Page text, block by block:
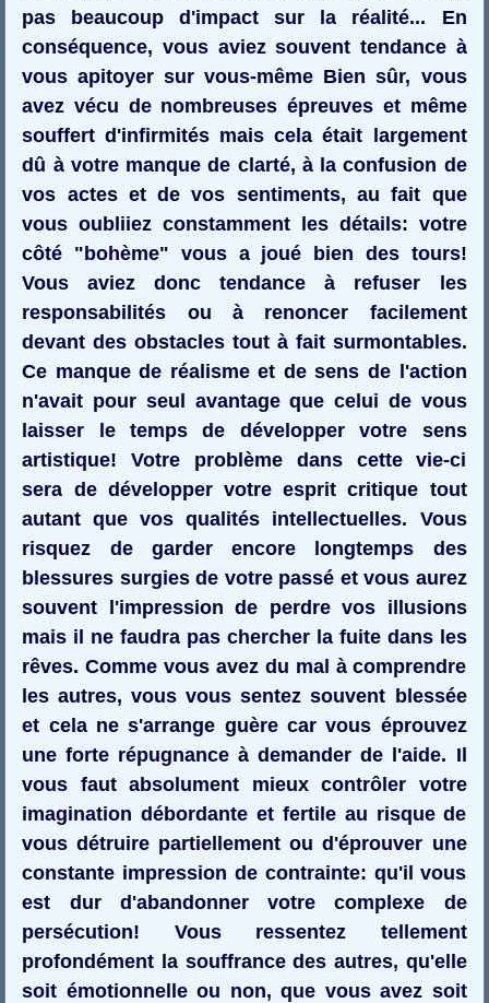
pas beaucoup d'impact sur la réalité... En
conséquence, vous aviez souvent tendance à
vous apitoyer sur vous-même Bien sûr, vous
avez vécu de nombreuses épreuves et même
souffert d'infirmités mais cela était largement
dû à votre manque de clarté, à la confusion de
vos actes et de vos sentiments, au fait que
vous oubliiez constamment les détails: votre
côté "bohème" vous a joué bien des tours!
Vous aviez donc tendance à refuser les
responsabilités ou à renoncer facilement
devant des obstacles tout à fait surmontables.
Ce manque de réalisme et de sens de l'action
n'avait pour seul avantage que celui de vous
laisser le temps de développer votre sens
artistique! Votre problème dans cette vie-ci
sera de développer votre esprit critique tout
autant que vos qualités intellectuelles. Vous
risquez de garder encore longtemps des
blessures surgies de votre passé et vous aurez
souvent l'impression de perdre vos illusions
mais il ne faudra pas chercher la fuite dans les
rêves. Comme vous avez du mal à comprendre
les autres, vous vous sentez souvent blessée
et cela ne s'arrange guère car vous éprouvez
une forte répugnance à demander de l'aide. Il
vous faut absolument mieux contrôler votre
imagination débordante et fertile au risque de
vous détruire partiellement ou d'éprouver une
constante impression de contrainte: qu'il vous
est dur d'abandonner votre complexe de
persécution! Vous ressentez tellement
profondément la souffrance des autres, qu'elle
soit émotionnelle ou non, que vous avez soit